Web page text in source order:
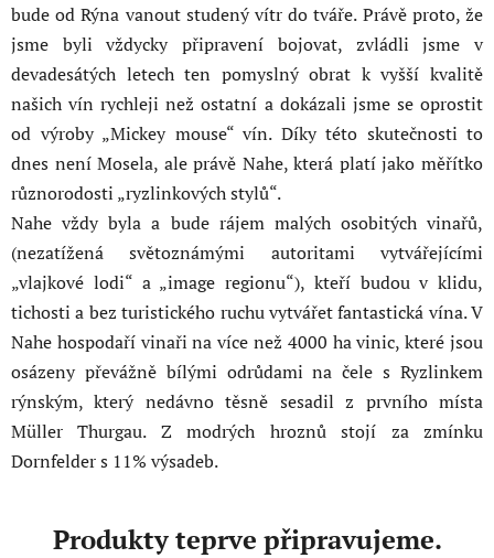
bude od Rýna vanout studený vítr do tváře. Právě proto, že
jsme byli vždycky připravení bojovat, zvládli jsme v
devadesátých letech ten pomyslný obrat k vyšší kvalitě
našich vín rychleji než ostatní a dokázali jsme se oprostit
od výroby „Mickey mouse“ vín. Díky této skutečnosti to
dnes není Mosela, ale právě Nahe, která platí jako měřítko
různorodosti „ryzlinkových stylů“.
Nahe vždy byla a bude rájem malých osobitých vinařů,
(nezatížená světoznámými autoritami vytvářejícími
„vlajkové lodi“ a „image regionu“), kteří budou v klidu,
tichosti a bez turistického ruchu vytvářet fantastická vína. V
Nahe hospodaří vinaři na více než 4000 ha vinic, které jsou
osázeny převážně bílými odrůdami na čele s Ryzlinkem
rýnským, který nedávno těsně sesadil z prvního místa
Müller Thurgau. Z modrých hroznů stojí za zmínku
Dornfelder s 11% výsadeb.
Produkty teprve připravujeme.